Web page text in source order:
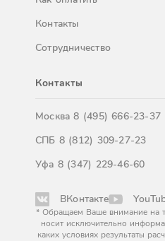
Контакты
Сотрудничество
Контакты
Москва8 (495) 666-23-37
СПБ 8 (812) 309-27-23
Уфа 8 (347) 229-46-60
ВКонтакте
* Обращаем Ваше внимание на
носит исключительно
каких условиях результаты